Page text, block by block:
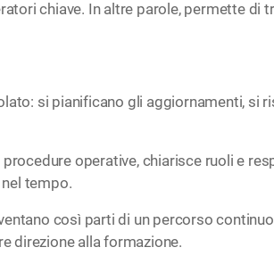
chiave. In altre parole, permette di
si pianificano gli aggiornamenti, si
operative, chiarisce ruoli e
tempo.
così parti di un percorso
direzione alla formazione.